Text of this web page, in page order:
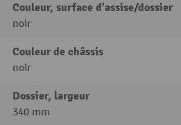
Couleur, surface d'assise/dossier
noir
Couleur de châssis
noir
Dossier, largeur
340 mm